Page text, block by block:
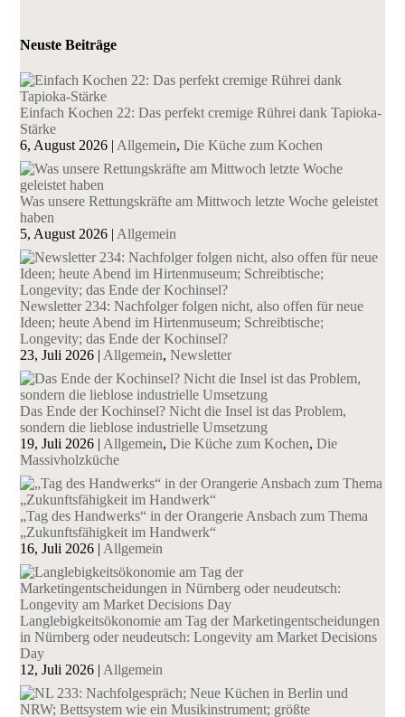
Neuste Beiträge
Einfach Kochen 22: Das perfekt cremige Rührei dank Tapioka-
Stärke
6, August 2026 | Allgemein,Die Küche zum Kochen
Was unsere Rettungskräfte am Mittwoch letzte Woche geleistet
haben
5, August 2026 | Allgemein
Newsletter 234: Nachfolger folgen nicht, also offen für neue
Ideen; heute Abend im Hirtenmuseum; Schreibtische;
Longevity; das Ende der Kochinsel?
23, Juli 2026 | Allgemein,Newsletter
Das Ende der Kochinsel? Nicht die Insel ist das Problem,
sondern die lieblose industrielle Umsetzung
19, Juli 2026 | Allgemein,Die Küche zum Kochen,Die
Massivholzküche
„Tag des Handwerks“ in der Orangerie Ansbach zum Thema
„Zukunftsfähigkeit im Handwerk“
16, Juli 2026 | Allgemein
Langlebigkeitsökonomie am Tag der Marketingentscheidungen
in Nürnberg oder neudeutsch: Longevity am Market Decisions
Day
12, Juli 2026 | Allgemein